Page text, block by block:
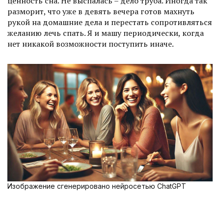
разморит, что уже в девять вечера готов махнуть
рукой на домашние дела и перестать сопротивляться
желанию лечь спать. Я и машу периодически, когда
нет никакой возможности поступить иначе.
Изображение сгенерировано нейросетью ChatGPT